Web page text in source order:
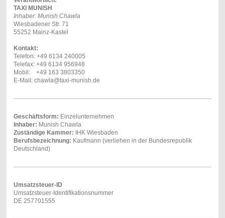
TAXI MUNISH
Inhaber: Munish Chawla
Wiesbadener Str. 71
55252 Mainz-Kastel
Kontakt:
Telefon: +49 6134 240005
Telefax: +49 6134 956948
Mobil: +49 163 3803350
E-Mail: chawla@taxi-munish.de
Geschäftsform: Einzelunternehmen
Inhaber: Munish Chawla
Zuständige Kammer: IHK Wiesbaden
Berufsbezeichnung: Kaufmann (verliehen in der Bundesrepublik
Deutschland)
Umsatzsteuer-ID
Umsatzsteuer-Identifikationsnummer
DE 257701555